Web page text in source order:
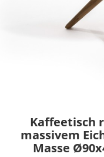
Kaffeetisch
massivem
Masse